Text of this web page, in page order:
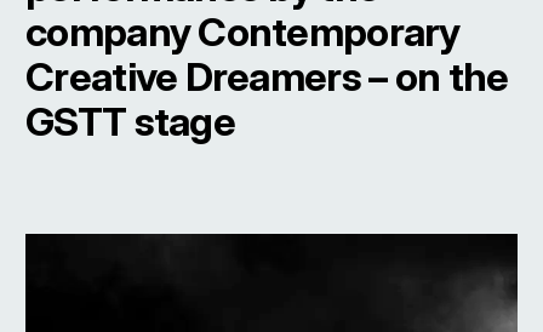
company Contemporary
Creative Dreamers – on the
GSTT stage